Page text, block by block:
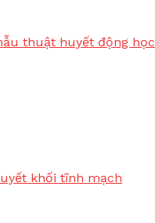
thuật huyết động học
khối tĩnh mạch